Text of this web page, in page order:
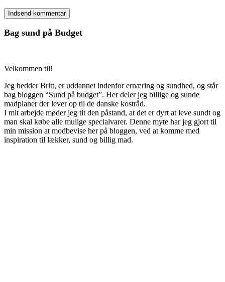
Bag sund på Budget
Velkommen til!
Jeg hedder Britt, er uddannet indenfor ernæring og sundhed, og står
bag bloggen “Sund på budget”. Her deler jeg billige og sunde
madplaner der lever op til de danske kostråd.
I mit arbejde møder jeg tit den påstand, at det er dyrt at leve sundt og
man skal købe alle mulige specialvarer. Denne myte har jeg gjort til
min mission at modbevise her på bloggen, ved at komme med
inspiration til lækker, sund og billig mad.